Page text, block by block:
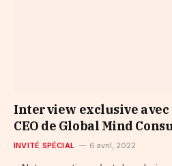
Interview exclusive avec
CEO de Global Mind
INVITÉ SPÉCIAL 6 avril, 2022